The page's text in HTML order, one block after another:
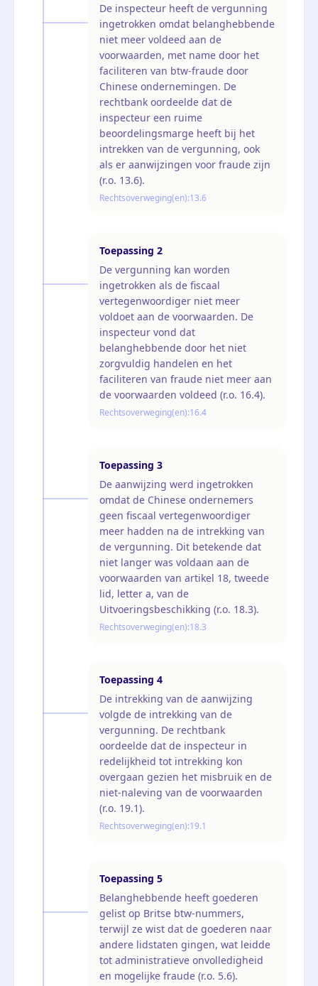
De inspecteur heeft de vergunning
ingetrokken omdat belanghebbende
niet meer voldeed aan de
voorwaarden, met name door het
faciliteren van btw-fraude door
Chinese ondernemingen. De
rechtbank oordeelde dat de
inspecteur een ruime
beoordelingsmarge heeft bij het
intrekken van de vergunning, ook
als er aanwijzingen voor fraude zijn
(r.o. 13.6).
Rechtsoverweging(en):13.6
Toepassing 2
De vergunning kan worden
ingetrokken als de fiscaal
vertegenwoordiger niet meer
voldoet aan de voorwaarden. De
inspecteur vond dat
belanghebbende door het niet
zorgvuldig handelen en het
faciliteren van fraude niet meer aan
de voorwaarden voldeed (r.o. 16.4).
Rechtsoverweging(en):16.4
Toepassing 3
De aanwijzing werd ingetrokken
omdat de Chinese ondernemers
geen fiscaal vertegenwoordiger
meer hadden na de intrekking van
de vergunning. Dit betekende dat
niet langer was voldaan aan de
voorwaarden van artikel 18, tweede
lid, letter a, van de
Uitvoeringsbeschikking (r.o. 18.3).
Rechtsoverweging(en):18.3
Toepassing 4
De intrekking van de aanwijzing
volgde de intrekking van de
vergunning. De rechtbank
oordeelde dat de inspecteur in
redelijkheid tot intrekking kon
overgaan gezien het misbruik en de
niet-naleving van de voorwaarden
(r.o. 19.1).
Rechtsoverweging(en):19.1
Toepassing 5
Belanghebbende heeft goederen
gelist op Britse btw-nummers,
terwijl ze wist dat de goederen naar
andere lidstaten gingen, wat leidde
tot administratieve onvolledigheid
en mogelijke fraude (r.o. 5.6).